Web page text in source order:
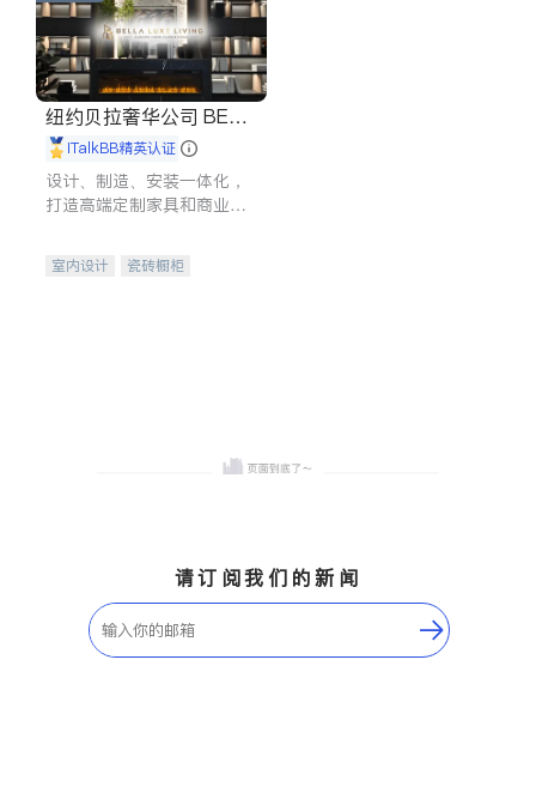
纽约贝拉奢华公司 BELL
A LUXE
iTalkBB精英认证
设计、制造、安装一体化，
打造高端定制家具和商业空
室内设计
瓷砖橱柜
请订阅我们的新闻